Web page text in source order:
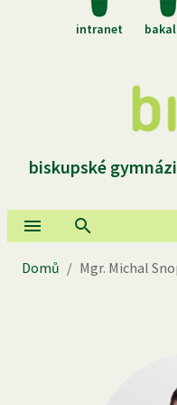
intranet
biskupské
Domů / Mgr. Michal